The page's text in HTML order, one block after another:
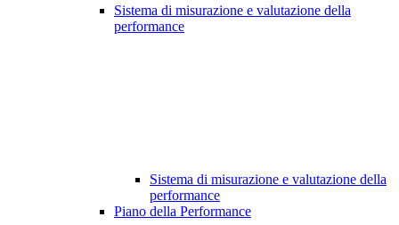
Sistema di misurazione e valutazione della
performance
Sistema di misurazione e valutazione della
performance
Piano della Performance